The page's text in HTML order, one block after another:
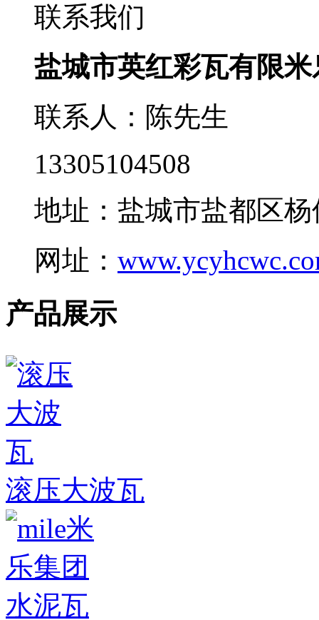
联系我们
盐城市英红彩瓦有限
联系人：陈先生
13305104508
地址：盐城市盐都区
网址：
产品展示
滚压大波瓦